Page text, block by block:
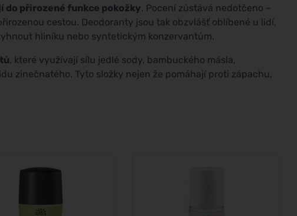
do přirozené funkce pokožky. Pocení zůstává nedotčeno –
cestou. Deodoranty jsou tak obzvlášť oblíbené u lidí,
hliníku nebo syntetickým konzervantům.
, které využívají sílu jedlé sody, bambuckého másla,
zinečnatého. Tyto složky nejen že pomáhají proti zápachu,